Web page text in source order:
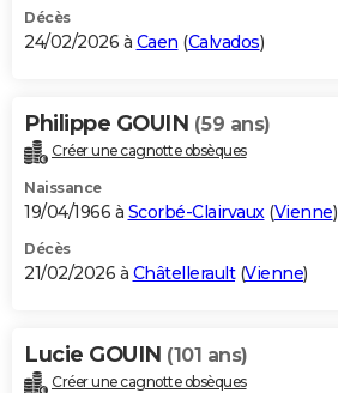
Décès
24/02/2026 à Caen (Calvados)
Philippe GOUIN (59 ans)
Créer une cagnotte obsèques
Naissance
19/04/1966 à Scorbé-Clairvaux(Vienne)
Décès
21/02/2026 à Châtellerault(Vienne)
Lucie GOUIN (101 ans)
Créer une cagnotte obsèques